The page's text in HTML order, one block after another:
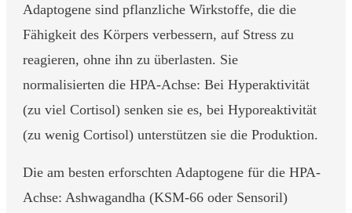
Adaptogene sind pflanzliche Wirkstoffe, die die
Fähigkeit des Körpers verbessern, auf Stress zu
reagieren, ohne ihn zu überlasten. Sie
normalisierten die HPA-Achse: Bei Hyperaktivität
(zu viel Cortisol) senken sie es, bei Hyporeaktivität
(zu wenig Cortisol) unterstützen sie die Produktion.
Die am besten erforschten Adaptogene für die HPA-
Achse: Ashwagandha (KSM-66 oder Sensoril)